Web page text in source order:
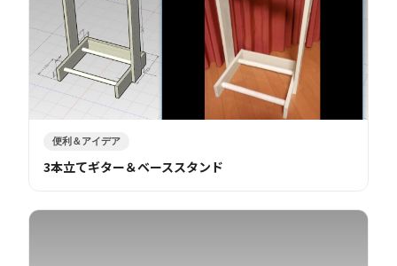
便利＆アイデア
3本立てギター＆ベーススタンド